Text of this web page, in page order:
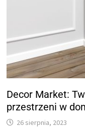
Decor Market:
przestrzeni w
26 sierpnia, 2023